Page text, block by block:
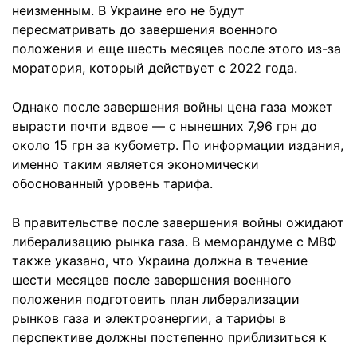
неизменным. В Украине его не будут
пересматривать до завершения военного
положения и еще шесть месяцев после этого из-за
моратория, который действует с 2022 года.
Однако после завершения войны цена газа может
вырасти почти вдвое — с нынешних 7,96 грн до
около 15 грн за кубометр. По информации издания,
именно таким является экономически
обоснованный уровень тарифа.
В правительстве после завершения войны ожидают
либерализацию рынка газа. В меморандуме с МВФ
также указано, что Украина должна в течение
шести месяцев после завершения военного
положения подготовить план либерализации
рынков газа и электроэнергии, а тарифы в
перспективе должны постепенно приблизиться к